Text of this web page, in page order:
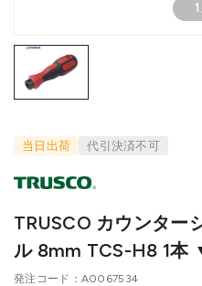
1
当日出荷 代引決済不可
TRUSCO カウンター
ル 8mm TCS-H8 1
発注コード A0067534